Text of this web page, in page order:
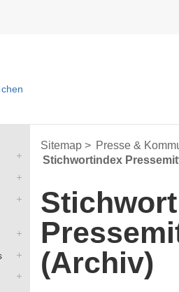
Sitemap > Presse &
Stichwortindex
(Archiv)